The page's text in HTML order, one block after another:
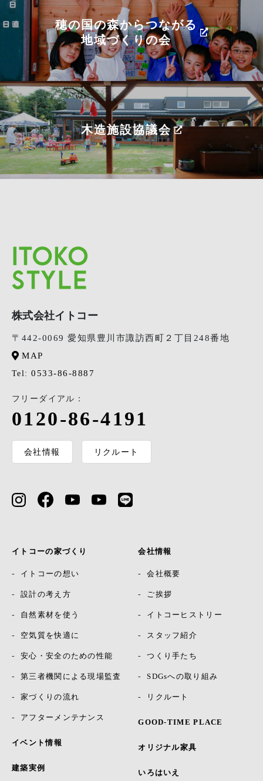
穂の国の森からつながる
地域づくりの会
木造施設協議会
株式会社イトコー
〒442-0069 愛知県豊川市諏訪西町２丁目248番地
MAP
Tel: 0533-86-8887
フリーダイアル：
0120-86-4191
会社情報 リクルート
イトコーの家づくり
イトコーの想い
設計の考え方
自然素材を使う
空気質を快適に
安心・安全のための性能
第三者機関による現場監査
家づくりの流れ
アフターメンテナンス
イベント情報
建築実例
会社情報
会社概要
ご挨拶
イトコーヒストリー
スタッフ紹介
つくり手たち
SDGsへの取り組み
リクルート
GOOD-TIME PLACE
オリジナル家具
いろはいえ